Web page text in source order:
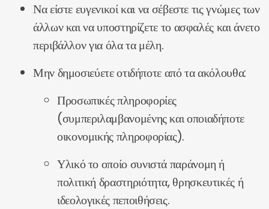
Να είστε ευγενικοί και να σέβεστε τις γνώμες των
άλλων και να υποστηρίζετε το ασφαλές και άνετο
περιβάλλον για όλα τα μέλη.
Μην δημοσιεύετε οτιδήποτε από τα ακόλουθα:
Προσωπικές πληροφορίες
(συμπεριλαμβανομένης και οποιαδήποτε
οικονομικής πληροφορίας).
Υλικό το οποίο συνιστά παράνομη ή
πολιτική δραστηριότητα, θρησκευτικές ή
ιδεολογικές πεποιθήσεις.